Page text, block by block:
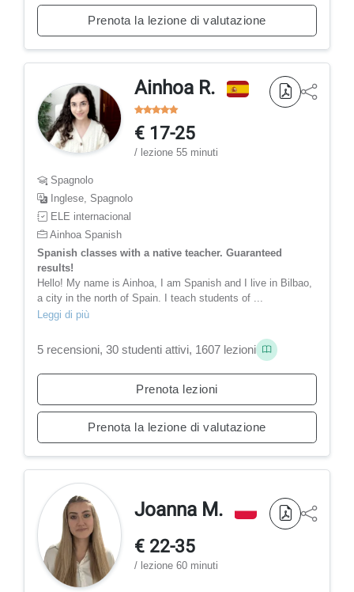
Prenota la lezione di valutazione
Ainhoa R.
€ 17-25
/ lezione 55 minuti
Spagnolo
Inglese, Spagnolo
ELE internacional
Ainhoa Spanish
Spanish classes with a native teacher. Guaranteed
results!
Hello! My name is Ainhoa, I am Spanish and I live in Bilbao,
a city in the north of Spain. I teach students of ...
Leggi di più
5 recensioni, 30 studenti attivi, 1607 lezioni
Prenota lezioni
Prenota la lezione di valutazione
Joanna M.
€ 22-35
/ lezione 60 minuti